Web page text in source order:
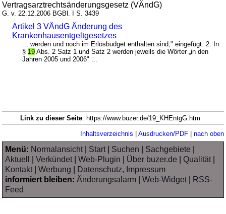
Vertragsarztrechtsänderungsgesetz (VÄndG)
G. v. 22.12.2006 BGBl. I S. 3439
Artikel 3 VÄndG Änderung des
Krankenhausentgeltgesetzes
... werden und noch im Erlösbudget enthalten sind," eingefügt. 2. In
§ 19 Abs. 2 Satz 1 und Satz 2 werden jeweils die Wörter „in den
Jahren 2005 und 2006" ...
Link zu dieser Seite: https://www.buzer.de/19_KHEntgG.htm
Inhaltsverzeichnis Ausdrucken/PDF| nach oben
Menü: Normalansicht| Start| Suchen Sachgebiete
Aktuell
|Verkündet|Web-Plugin Über buzer.de |Qualität|
Kontakt|Werbung
Datenschutz, Impressum
informiert bleiben: Änderungsalarm |Web-Widget|
RSS-
Feed